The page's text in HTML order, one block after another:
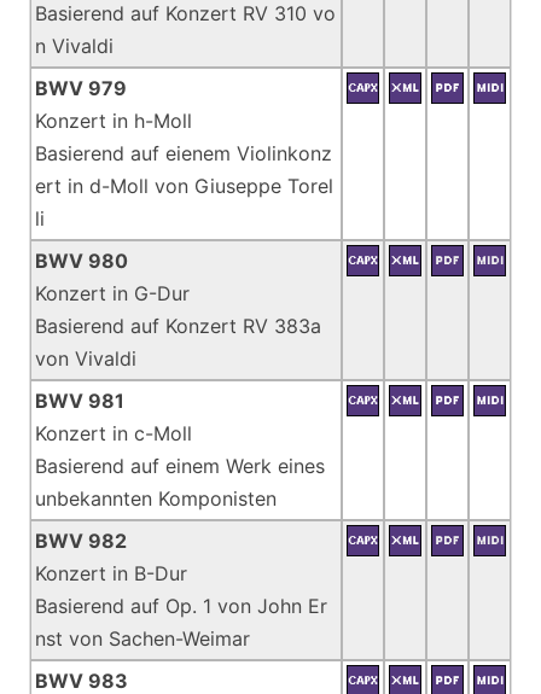
Basierend auf Konzert RV 310 vo
n Vivaldi
BWV 979
Konzert in h-Moll
Basierend auf eienem Violinkonz
ert in d-Moll von Giuseppe Torel
li
BWV 980
Konzert in G-Dur
Basierend auf Konzert RV 383a
von Vivaldi
BWV 981
Konzert in c-Moll
Basierend auf einem Werk eines
unbekannten Komponisten
BWV 982
Konzert in B-Dur
Basierend auf Op. 1 von John Er
nst von Sachen-Weimar
BWV 983